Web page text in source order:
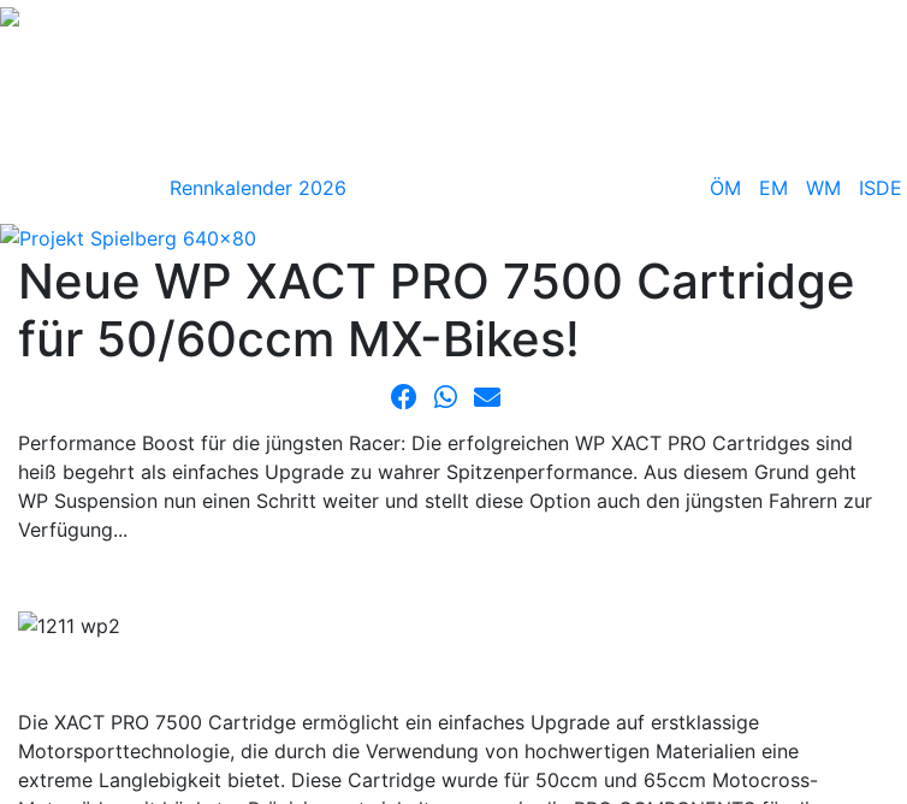
Rennkalender 2026 ÖM EM WM ISDE
Neue WP XACT PRO 7500 Cartridge
für 50/60ccm MX-Bikes!
Performance Boost für die jüngsten Racer: Die erfolgreichen WP XACT PRO Cartridges sind
heiß begehrt als einfaches Upgrade zu wahrer Spitzenperformance. Aus diesem Grund geht
WP Suspension nun einen Schritt weiter und stellt diese Option auch den jüngsten Fahrern zur
Verfügung...
Die XACT PRO 7500 Cartridge ermöglicht ein einfaches Upgrade auf erstklassige
Motorsporttechnologie, die durch die Verwendung von hochwertigen Materialien eine
extreme Langlebigkeit bietet. Diese Cartridge wurde für 50ccm und 65ccm Motocross-